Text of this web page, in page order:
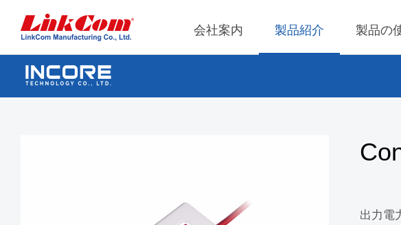
会社案内 製品紹介
EMI/RFIフィルタ
Qi2.2 ワイヤレス TX 充電
Qi2.0 ワイヤレス TX 充電
製品の
出力電